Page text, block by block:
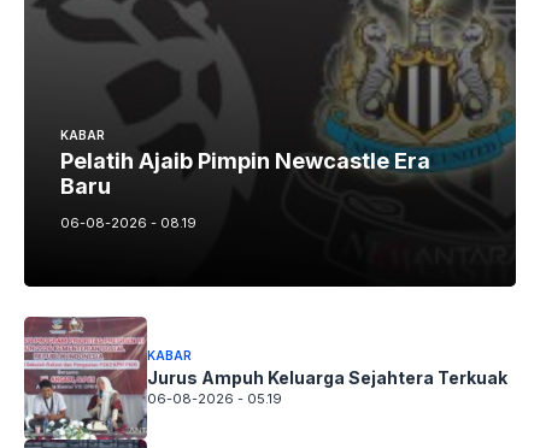
KABAR
Pelatih Ajaib Pimpin Newcastle Era
Baru
06-08-2026 - 08.19
KABAR
Jurus Ampuh Keluarga Sejahtera Terkuak
06-08-2026 - 05.19